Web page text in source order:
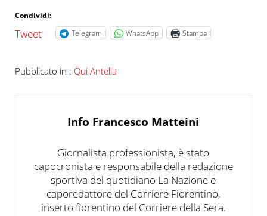
Condividi:
Tweet Telegram WhatsApp Stampa
Pubblicato in : Qui Antella
Info Francesco Matteini
Giornalista professionista, è stato
capocronista e responsabile della redazione
sportiva del quotidiano La Nazione e
caporedattore del Corriere Fiorentino,
inserto fiorentino del Corriere della Sera.